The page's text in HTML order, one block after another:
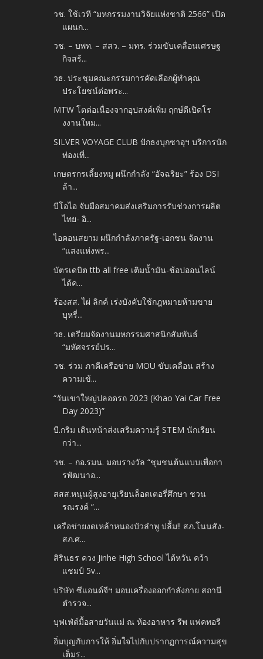
วช. ใช้เวที “มหกรรมงานวิจัยแห่งชาติ 2566” เปิด
แผนก...
วช. – บพท. – สสว. – มทร. ร่วมขับเคลื่อนเศรษฐ
กิจสร้...
วธ. ประชุมคณะกรรมการคัดเลือกผู้ทำคุณ
ประโยชน์ต่อพระ...
MTW โตต่อเนื่องจากอุปสงค์เพิ่ม ฤกษ์ดีเปิดโร
งงานใหม...
SILVER VOYAGE CLUB ปักธงบุกซาอุฯ บริการนัก
ท่องเที่...
เกษตรกรเลี้ยงหมู ผนึกกำลัง “อัจฉริยะ” ร้อง DSI
ล้า...
บีโอไอ จับมือสมาคมส่งเสริมการรับช่วงการผลิต
ไทย- อิ...
ไอคอนสยาม ผนึกกำลังภาครัฐ-เอกชน จัดงาน
“แสงแห่งพร...
บัตรเดบิต ttb all free เติมน้ำมัน-ช้อปออนไลน์
ได้ค...
ร้องสส. ไผ่ ลิกค์ เร่งบังคับใช้กฎหมายห้ามขาย
บุหรี่...
วธ. เตรียมจัดงานมหกรรมศาสนิกสัมพันธ์
“มหัศจรรย์ปร...
วช. ร่วม ภาคีเครือข่าย MOU ขับเคลื่อน สร้าง
ความเข้...
“วันเขาใหญ่ปลอดรถ 2023 (Khao Yai Car Free
Day 2023)”
บี.กริม เดินหน้าส่งเสริมความรู้ STEM นักเรียน
กว่า...
วช. – กอ.รมน. มอบรางวัล “ชุมชนต้นแบบเพื่อกา
รพัฒนาอ...
สสส.หนุนผู้สูงอายุเรียนล็อตเตอรี่ศึกษา ชวน
รณรงค์ “...
เครือข่ายงดเหล้าหนองบัวลำพู ปลื้ม!! สภ.โนนสัง-
สภ.ศ...
สิรินธร ควง Jinhe High School ไต้หวัน คว้า
แชมป์ 5v...
บริษัท ซีแอนด์จีฯ มอบเครื่องออกกำลังกาย สถานี
ตำรวจ...
บุฟเฟ่ต์มื้อสายวันแม่ ณ ห้องอาหาร รีพ แฟคทอรี
อิ่มบุญกับการให้ อิ่มใจไปกับปรากฏการณ์ความสุข
เต็มร...